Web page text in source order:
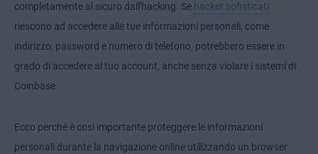
completamente al sicuro dall'hacking. Se hacker sofisticati
riescono ad accedere alle tue informazioni personali, come
indirizzo, password e numero di telefono, potrebbero essere in
grado di accedere al tuo account, anche senza violare i sistemi di
Coinbase.
Ecco perché è così importante proteggere le informazioni
personali durante la navigazione online utilizzando un browser